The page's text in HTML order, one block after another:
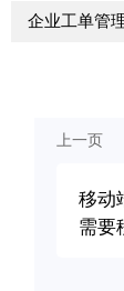
企业工单管
上一页
移动
需要